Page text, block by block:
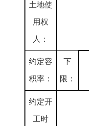
土地使
用权
人：
约定容
积率：
下
限：
约定开
工时